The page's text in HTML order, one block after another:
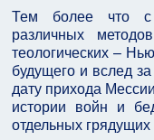
Тем более что
различных
теологических –
будущего и вслед
дату прихода
истории войн и
отдельных